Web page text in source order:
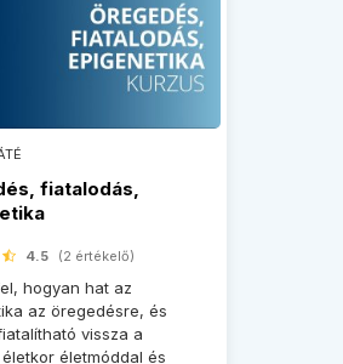
fiatalodás,
4.5 (2 értékelő)
hogyan hat az
az öregedésre, és
vissza a
életmóddal és